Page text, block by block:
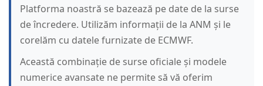
Platforma noastră se bazează pe date de la surse
de încredere. Utilizăm informații de la ANM și le
corelăm cu datele furnizate de ECMWF.
Această combinație de surse oficiale și modele
numerice avansate ne permite să vă oferim